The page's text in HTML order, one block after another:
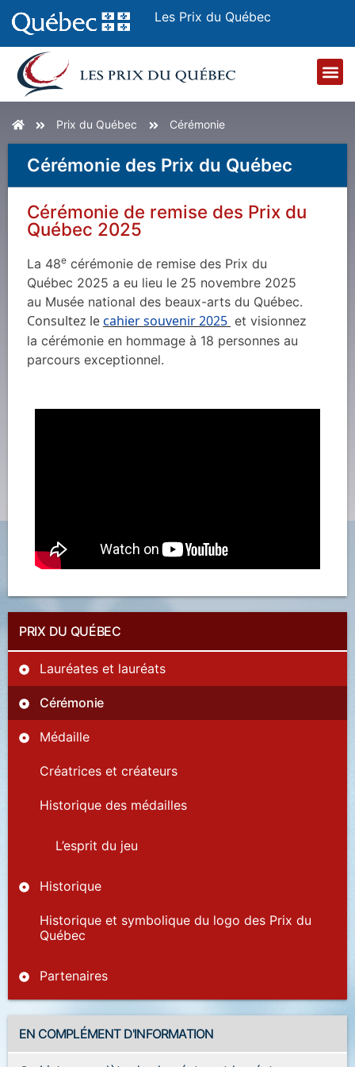
Les Prix du Québec
Prix du Québec Cérémonie
PRIX DU QUÉBEC
Lauréates et lauréats
Cérémonie
Médaille
Créatrices et créateurs
Historique des médailles
L’esprit du jeu
Historique
Historique et symbolique du logo des Prix du
Québec
Partenaires
EN COMPLÉMENT D'INFORMATION
Cérémonie des Prix du Québec
Cérémonie de remise des Prix du
Québec 2025
La 48e cérémonie de remise des Prix du
Québec 2025 a eu lieu le 25 novembre 2025
au Musée national des beaux-arts du Québec.
Consultez lecahier souvenir 2025 et visionnez
la cérémonie en hommage à 18 personnes au
parcours exceptionnel.